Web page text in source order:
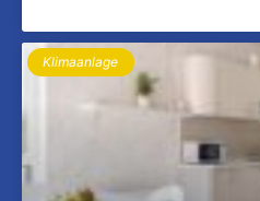
Klimaanlage